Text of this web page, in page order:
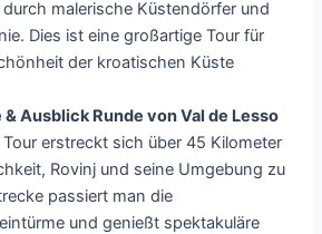
malerische Küstendörfer und
Dies ist eine großartige Tour für
der kroatischen Küste
Ausblick Runde von Val de Lesso
erstreckt sich über 45 Kilometer
Rovinj und seine Umgebung zu
passiert man die
und genießt spektakuläre